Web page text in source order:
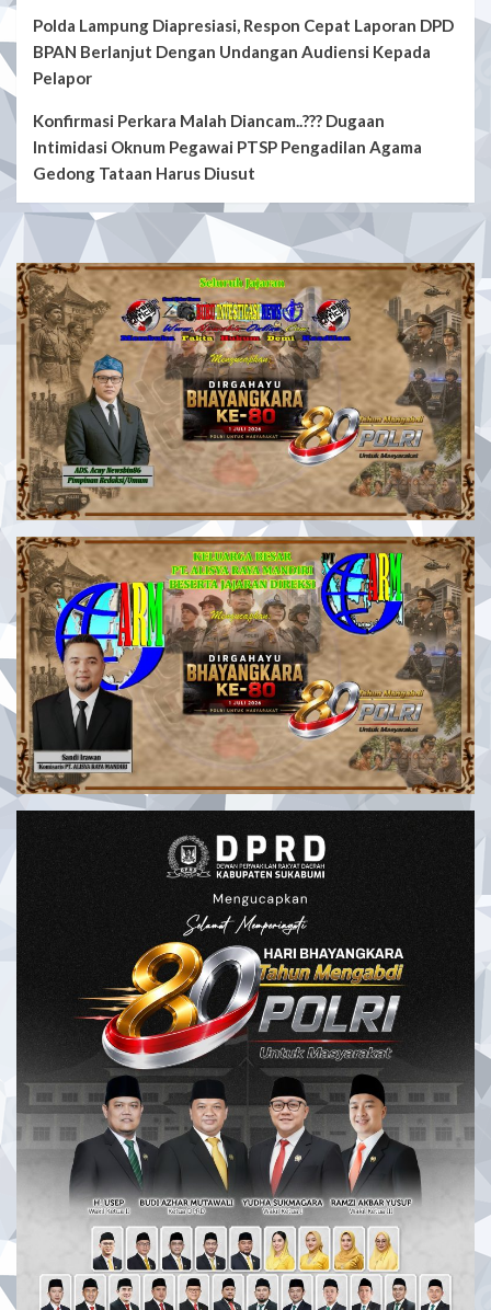
Polda Lampung Diapresiasi, Respon Cepat Laporan DPD
BPAN Berlanjut Dengan Undangan Audiensi Kepada
Pelapor
Konfirmasi Perkara Malah Diancam..??? Dugaan
Intimidasi Oknum Pegawai PTSP Pengadilan Agama
Gedong Tataan Harus Diusut